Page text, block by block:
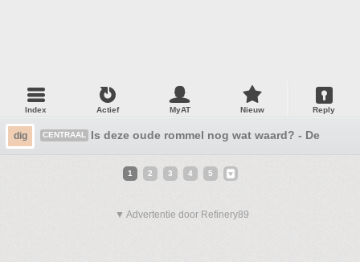
Index Actief MyAT Nieuw Reply
dig CENTRAAL Is deze oude rommel nog wat waard? - Deel 3
1 2 3 4 5
▼ Advertentie door Refinery89